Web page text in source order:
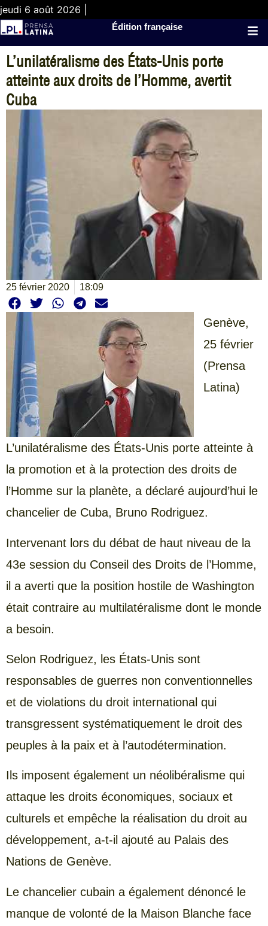
jeudi 6 août 2026 |
Édition française
L’unilatéralisme des États-Unis porte
atteinte aux droits de l’Homme, avertit
Cuba
25 février 2020 18:09
Genève,
25 février
(Prensa
Latina)
L’unilatéralisme des États-Unis porte atteinte à
la promotion et à la protection des droits de
l’Homme sur la planète, a déclaré aujourd’hui le
chancelier de Cuba, Bruno Rodriguez.
Intervenant lors du débat de haut niveau de la
43e session du Conseil des Droits de l’Homme,
il a averti que la position hostile de Washington
était contraire au multilatéralisme dont le monde
a besoin.
Selon Rodriguez, les États-Unis sont
responsables de guerres non conventionnelles
et de violations du droit international qui
transgressent systématiquement le droit des
peuples à la paix et à l’autodétermination.
Ils imposent également un néolibéralisme qui
attaque les droits économiques, sociaux et
culturels et empêche la réalisation du droit au
développement, a-t-il ajouté au Palais des
Nations de Genève.
Le chancelier cubain a également dénoncé le
manque de volonté de la Maison Blanche face